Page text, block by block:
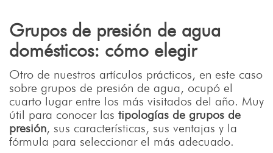
Grupos de presión de agua
domésticos: cómo elegir
Otro de nuestros artículos prácticos, en este caso
sobre grupos de presión de agua, ocupó el
cuarto lugar entre los más visitados del año. Muy
útil para conocer las tipologías de grupos de
presión, sus características, sus ventajas y la
fórmula para seleccionar el más adecuado.